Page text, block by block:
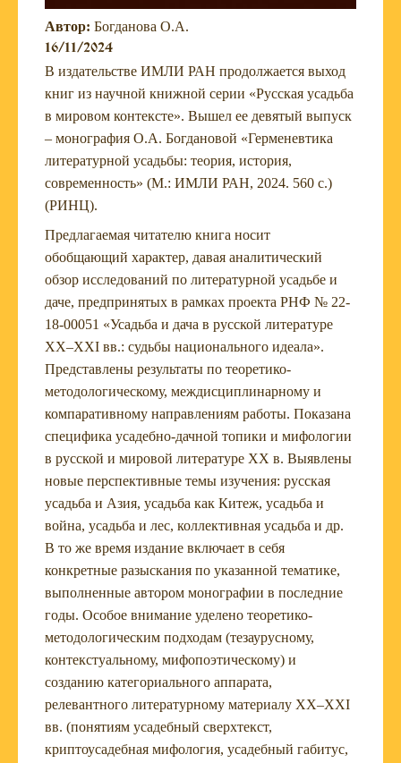
Автор: Богданова О.А.
16/11/2024
В издательстве ИМЛИ РАН продолжается выход
книг из научной книжной серии «Русская усадьба
в мировом контексте». Вышел ее девятый выпуск
– монография О.А. Богдановой «Герменевтика
литературной усадьбы: теория, история,
современность» (М.: ИМЛИ РАН, 2024. 560 с.)
(РИНЦ).
Предлагаемая читателю книга носит
обобщающий характер, давая аналитический
обзор исследований по литературной усадьбе и
даче, предпринятых в рамках проекта РНФ № 22-
18-00051 «Усадьба и дача в русской литературе
XX–XXI вв.: судьбы национального идеала».
Представлены результаты по теоретико-
методологическому, междисциплинарному и
компаративному направлениям работы. Показана
специфика усадебно-дачной топики и мифологии
в русской и мировой литературе XX в. Выявлены
новые перспективные темы изучения: русская
усадьба и Азия, усадьба как Китеж, усадьба и
война, усадьба и лес, коллективная усадьба и др.
В то же время издание включает в себя
конкретные разыскания по указанной тематике,
выполненные автором монографии в последние
годы. Особое внимание уделено теоретико-
методологическим подходам (тезаурусному,
контекстуальному, мифопоэтическому) и
созданию категориального аппарата,
релевантного литературному материалу XX–XXI
вв. (понятиям усадебный сверхтекст,
криптоусадебная мифология, усадебный габитус,